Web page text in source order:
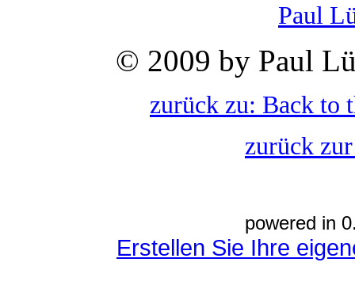
Paul
© 2009 by Paul
zurück zu: Back to
zurück
powered in
Erstellen Sie Ihre